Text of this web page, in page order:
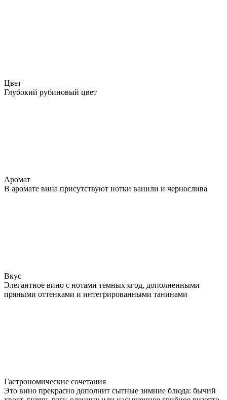
Цвет
Глубокий рубиновый цвет
Аромат
В аромате вина присутствуют нотки ванили и чернослива
Вкус
Элегантное вино с нотами темных ягод, дополненными
пряными оттенками и интегрированными танинами
Гастрономические сочетания
Это вино прекрасно дополнит сытные зимние блюда: бычий